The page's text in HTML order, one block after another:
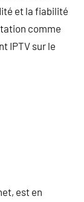
et la fiabilité
comme
IPTV sur le
est en